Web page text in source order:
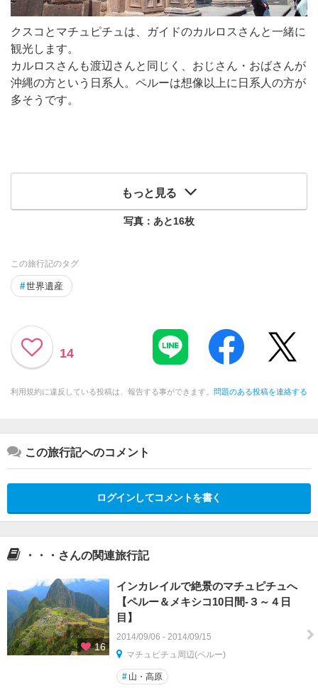
クスコとマチュピチュは、ガイドのカルロスさんと一緒に
観光します。
カルロスさんも渡辺さんと同じく、おじさん・おばさんが
沖縄の方という日系人。ペルーは想像以上に日系人の方が
多そうです。
もっと見る
写真：あと16枚
この旅行記のタグ
#世界遺産
14
利用規約に違反している投稿は、報告する事ができます。 問題のある投稿を連絡する
この旅行記へのコメント
ログインしてコメントを書く
・・・さんの関連旅行記
16
インカレイルで絶景のマチュピチュへ
【ペルー＆メキシコ10日間-３～４日
目】
2014/09/06 - 2014/09/15
マチュピチュ周辺(ペルー)
# 山・高原